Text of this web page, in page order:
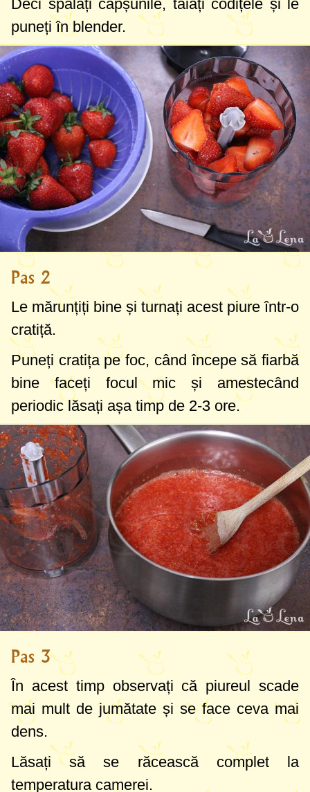
Deci spălați căpșunile, tăiați codițele și le
puneți în blender.
Pas 2
Le mărunțiți bine și turnați acest piure într-o
cratiță.
Puneți cratița pe foc, când începe să fiarbă
bine faceți focul mic și amestecând
periodic lăsați așa timp de 2-3 ore.
Pas 3
În acest timp observați că piureul scade
mai mult de jumătate și se face ceva mai
dens.
Lăsați să se răcească complet la
temperatura camerei.